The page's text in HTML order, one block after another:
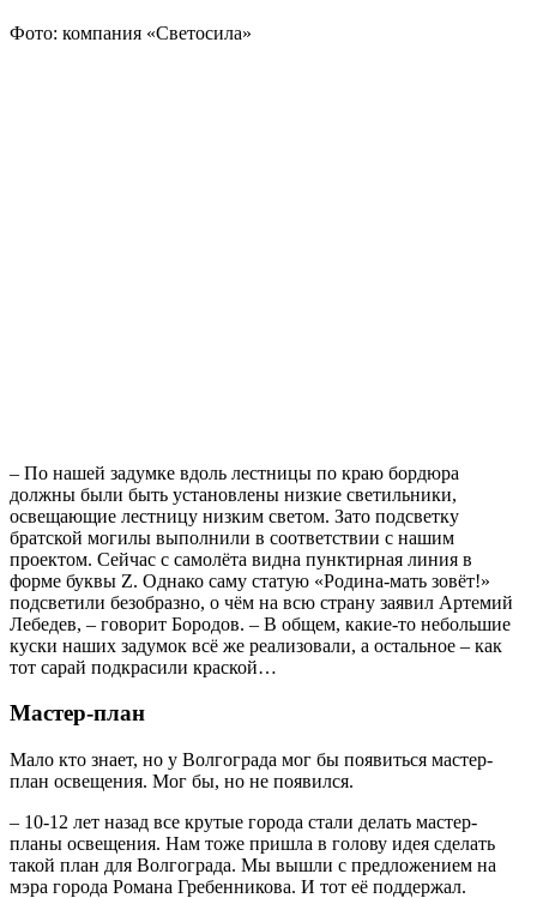
Фото: компания «Светосила»
– По нашей задумке вдоль лестницы по краю бордюра
должны были быть установлены низкие светильники,
освещающие лестницу низким светом. Зато подсветку
братской могилы выполнили в соответствии с нашим
проектом. Сейчас с самолёта видна пунктирная линия в
форме буквы Z. Однако саму статую «Родина-мать зовёт!»
подсветили безобразно, о чём на всю страну заявил Артемий
Лебедев, – говорит Бородов. – В общем, какие-то небольшие
куски наших задумок всё же реализовали, а остальное – как
тот сарай подкрасили краской…
Мастер-план
Мало кто знает, но у Волгограда мог бы появиться мастер-
план освещения. Мог бы, но не появился.
– 10-12 лет назад все крутые города стали делать мастер-
планы освещения. Нам тоже пришла в голову идея сделать
такой план для Волгограда. Мы вышли с предложением на
мэра города Романа Гребенникова. И тот её поддержал.